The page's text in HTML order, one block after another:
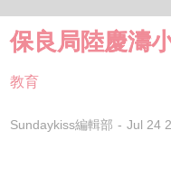
保良局陸慶濤
教育
Sundaykiss編輯部 Jul 24